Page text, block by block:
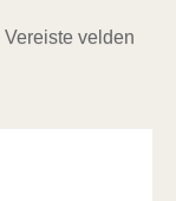
Vereiste velden